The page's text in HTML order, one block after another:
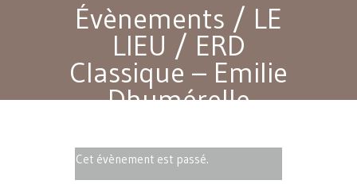
Évènements / LE
LIEU / ERD
Classique – Emilie
Dhumérelle
Cet évènement est passé.